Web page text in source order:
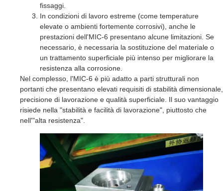
fissaggi.
In condizioni di lavoro estreme (come temperature
elevate o ambienti fortemente corrosivi), anche le
prestazioni dell'MIC-6 presentano alcune limitazioni. Se
necessario, è necessaria la sostituzione del materiale o
un trattamento superficiale più intenso per migliorare la
resistenza alla corrosione.
Nel complesso, l'MIC-6 è più adatto a parti strutturali non
portanti che presentano elevati requisiti di stabilità dimensionale,
precisione di lavorazione e qualità superficiale. Il suo vantaggio
risiede nella "stabilità e facilità di lavorazione", piuttosto che
nell'"alta resistenza".